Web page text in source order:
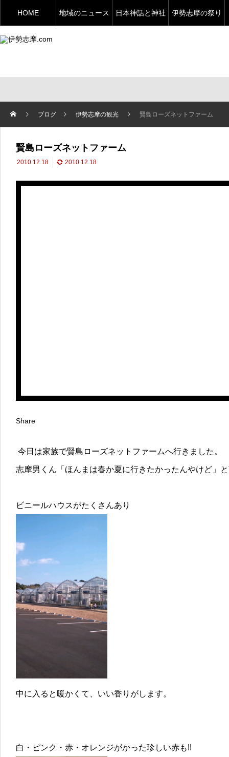
HOME 地域のニュース 日本神話と神社 伊勢志摩の祭り
ブログ 伊勢志摩の観光 賢島ローズネットファーム
賢島ローズネットファーム
2010.12.18 2010.12.18
Share
今日は家族で賢島ローズネットファームへ行きました。
志摩男くん「ほんまは春か夏に行きたかったんやけど」
ビニールハウスがたくさんあり
中に入ると暖かくて、いい香りがします。
白・ピンク・赤・オレンジがかった珍しい赤も!!